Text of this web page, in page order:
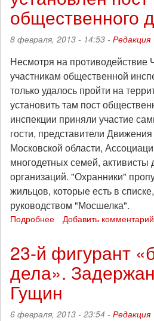
—
вместе
достойную
общественного
8 февраля, 2013 - 14:53 - Редакция
Несмотря на
участникам общественной
только удалось пройти на
установить там пост
инспекции приняли участие
гости, представители
Московской области,
многодетных семей,
организаций. "Охранники"
жильцов, которые есть в
руководством "Мосшелка".
Подробнее
в
Большом
Саввинском
переулке
установлен
пост
Добавить комментарий
23-й фигурант
дела».
Гущин
6 февраля, 2013 - 23:54 - Редакция